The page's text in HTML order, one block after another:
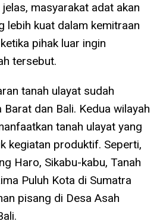
masyarakat adat akan
lebih kuat dalam kemitraan
pihak luar ingin
tersebut.
tanah ulayat sudah
dan Bali. Kedua wilayah
tanah ulayat yang
kegiatan produktif. Seperti,
Haro, Sikabu-kabu, Tanah
Puluh Kota di Sumatra
pisang di Desa Asah